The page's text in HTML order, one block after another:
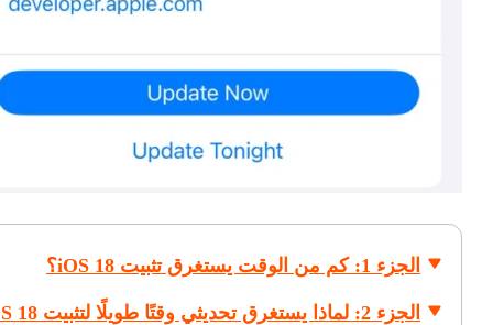
الجزء 1: كم من الوقت يستغرق تثبيت iOS 18؟
الجزء 2: لماذا يستغرق تحديثي وقتًا طويلًا لتثبيت iOS 18؟